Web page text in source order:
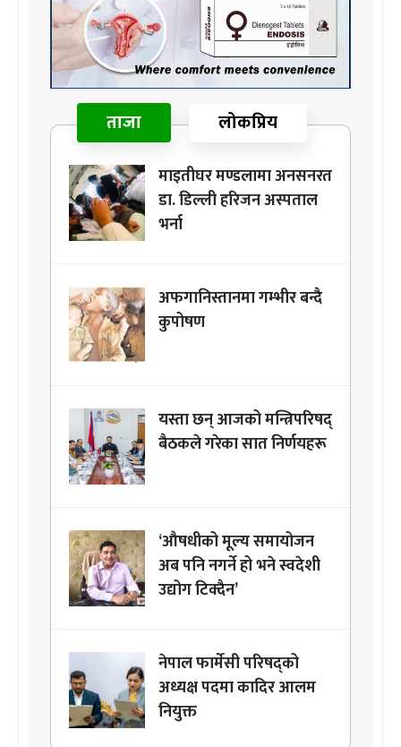
ताजा लोकप्रिय
माइतीघर मण्डलामा अनसनरत
डा. डिल्ली हरिजन अस्पताल
भर्ना
अफगानिस्तानमा गम्भीर बन्दै
कुपोषण
यस्ता छन् आजको मन्त्रिपरिषद्
बैठकले गरेका सात निर्णयहरू
‘औषधीको मूल्य समायोजन
अब पनि नगर्ने हो भने स्वदेशी
उद्योग टिक्दैन’
नेपाल फार्मेसी परिषद्को
अध्यक्ष पदमा कादिर आलम
नियुक्त